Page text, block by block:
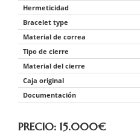
Hermeticidad
Bracelet type
Material de correa
Tipo de cierre
Material del cierre
Caja original
Documentación
PRECIO: 15.000€